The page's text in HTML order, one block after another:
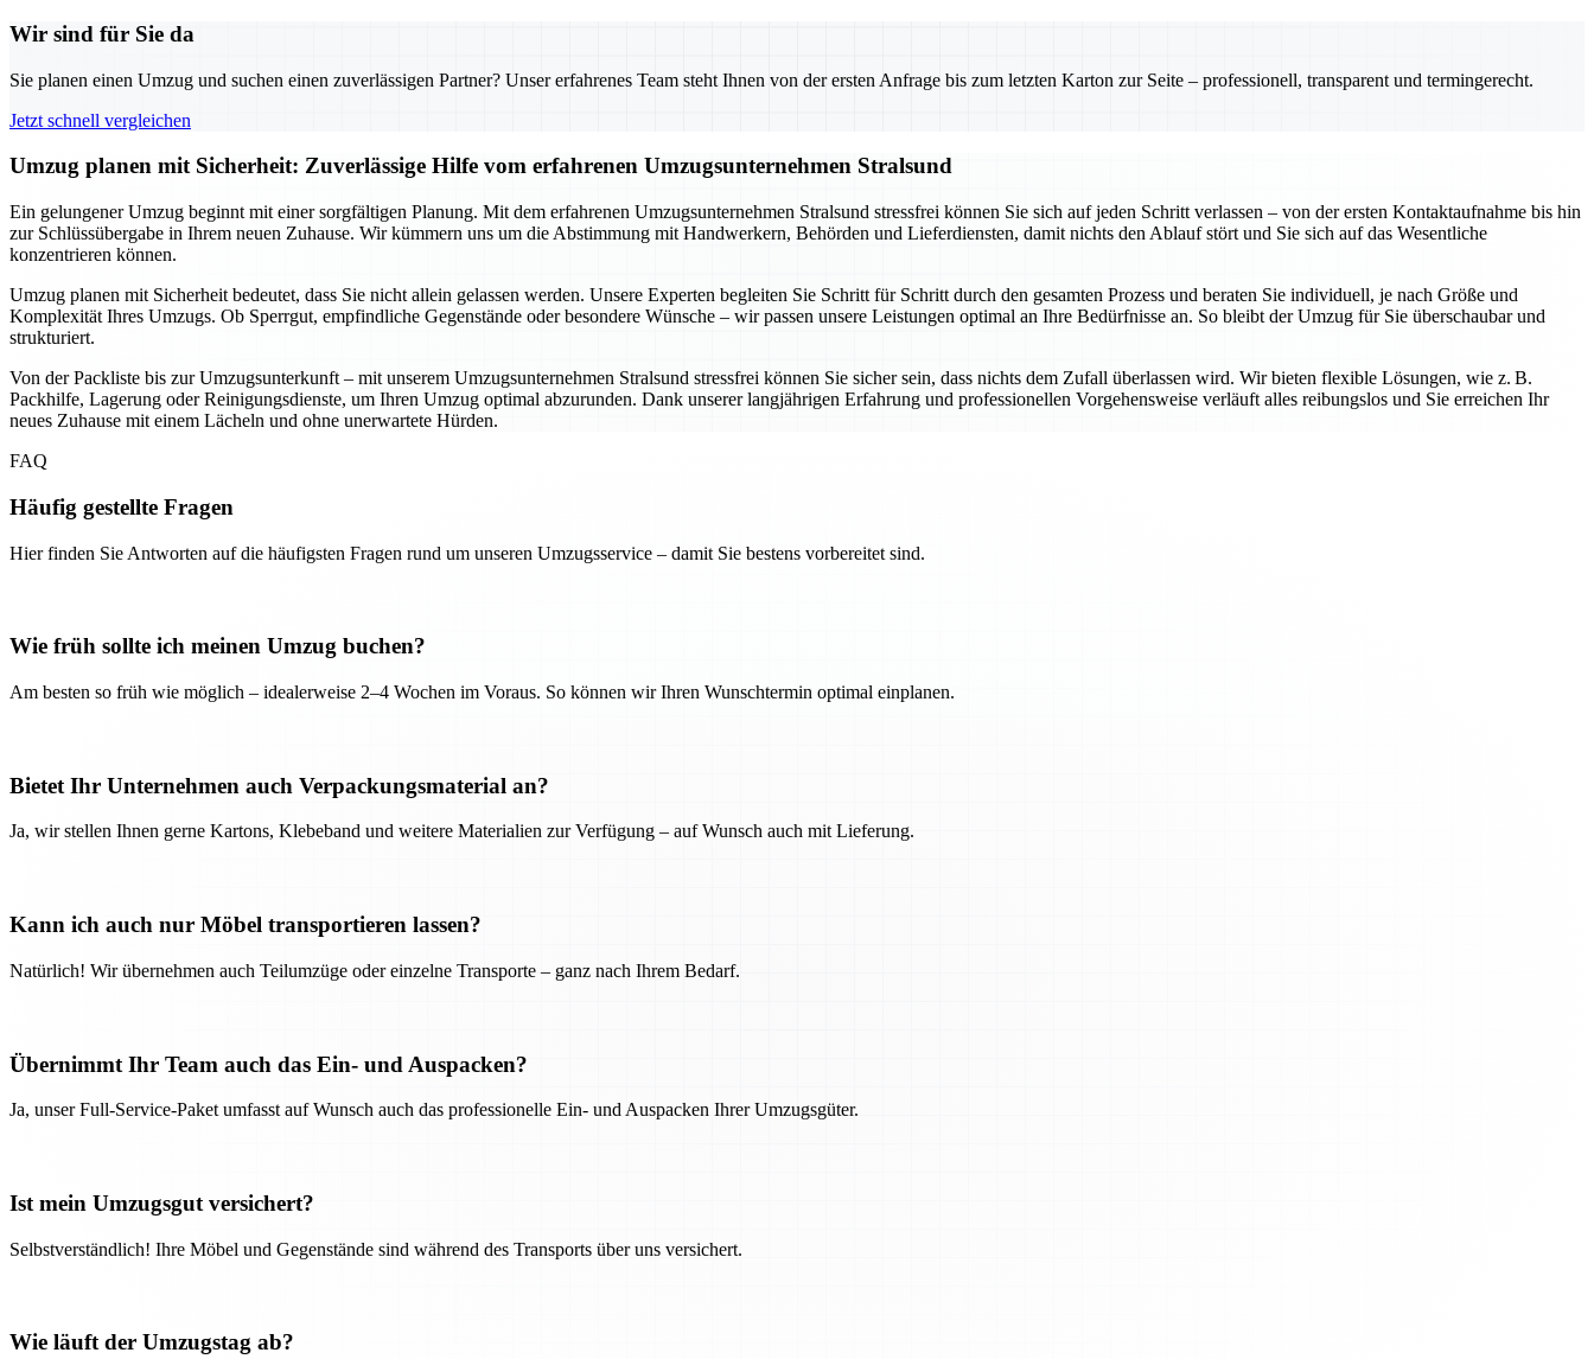
Wir sind für Sie da
Sie planen einen Umzug und suchen einen zuverlässigen Partner? Unser erfahrenes Team steht Ihnen von der ersten Anfrage bis zum letzten Karton zur Seite – professionell, transparent und termingerecht.
Jetzt schnell vergleichen
Umzug planen mit Sicherheit: Zuverlässige Hilfe vom erfahrenen Umzugsunternehmen Stralsund
Ein gelungener Umzug beginnt mit einer sorgfältigen Planung. Mit dem erfahrenen Umzugsunternehmen Stralsund stressfrei können Sie sich auf jeden Schritt verlassen – von der ersten Kontaktaufnahme bis hin
zur Schlüssübergabe in Ihrem neuen Zuhause. Wir kümmern uns um die Abstimmung mit Handwerkern, Behörden und Lieferdiensten, damit nichts den Ablauf stört und Sie sich auf das Wesentliche
konzentrieren können.
Umzug planen mit Sicherheit bedeutet, dass Sie nicht allein gelassen werden. Unsere Experten begleiten Sie Schritt für Schritt durch den gesamten Prozess und beraten Sie individuell, je nach Größe und
Komplexität Ihres Umzugs. Ob Sperrgut, empfindliche Gegenstände oder besondere Wünsche – wir passen unsere Leistungen optimal an Ihre Bedürfnisse an. So bleibt der Umzug für Sie überschaubar und
strukturiert.
Von der Packliste bis zur Umzugsunterkunft – mit unserem Umzugsunternehmen Stralsund stressfrei können Sie sicher sein, dass nichts dem Zufall überlassen wird. Wir bieten flexible Lösungen, wie z. B.
Packhilfe, Lagerung oder Reinigungsdienste, um Ihren Umzug optimal abzurunden. Dank unserer langjährigen Erfahrung und professionellen Vorgehensweise verläuft alles reibungslos und Sie erreichen Ihr
neues Zuhause mit einem Lächeln und ohne unerwartete Hürden.
FAQ
Häufig gestellte Fragen
Hier finden Sie Antworten auf die häufigsten Fragen rund um unseren Umzugsservice – damit Sie bestens vorbereitet sind.
Wie früh sollte ich meinen Umzug buchen?
Am besten so früh wie möglich – idealerweise 2–4 Wochen im Voraus. So können wir Ihren Wunschtermin optimal einplanen.
Bietet Ihr Unternehmen auch Verpackungsmaterial an?
Ja, wir stellen Ihnen gerne Kartons, Klebeband und weitere Materialien zur Verfügung – auf Wunsch auch mit Lieferung.
Kann ich auch nur Möbel transportieren lassen?
Natürlich! Wir übernehmen auch Teilumzüge oder einzelne Transporte – ganz nach Ihrem Bedarf.
Übernimmt Ihr Team auch das Ein- und Auspacken?
Ja, unser Full-Service-Paket umfasst auf Wunsch auch das professionelle Ein- und Auspacken Ihrer Umzugsgüter.
Ist mein Umzugsgut versichert?
Selbstverständlich! Ihre Möbel und Gegenstände sind während des Transports über uns versichert.
Wie läuft der Umzugstag ab?